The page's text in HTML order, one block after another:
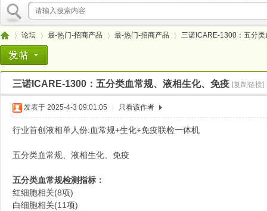
»
论坛
›
最-热门-招商产品
›
最-热门-招商产品
›
三诺ICARE-1300：五分
三诺ICARE-1300：五分类血常规、液相生化、免疫 [复制链接]
发表于 2025-4-3 09:01:05 只看该作者
行业首创液相单人份:血常规+生化+免疫联检一体机
五分类血常规、液相生化、免疫
五分类血常规检测指标：
红细胞相关(8项)
白细胞相关(11项)